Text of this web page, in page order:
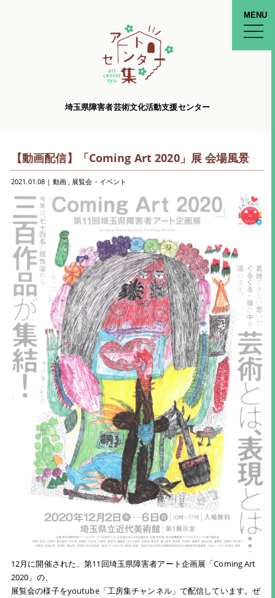
埼玉県障害者芸術文化活動支援センター
MENU
toggle
【動画配信】「Coming Art 2020」展 会場風景
2021.01.08 | 動画 , 展覧会・イベント
12月に開催された、第11回埼玉県障害者アート企画展「Coming Art
2020」の、
展覧会の様子をyoutube「工房集チャンネル」で配信しています。ぜ